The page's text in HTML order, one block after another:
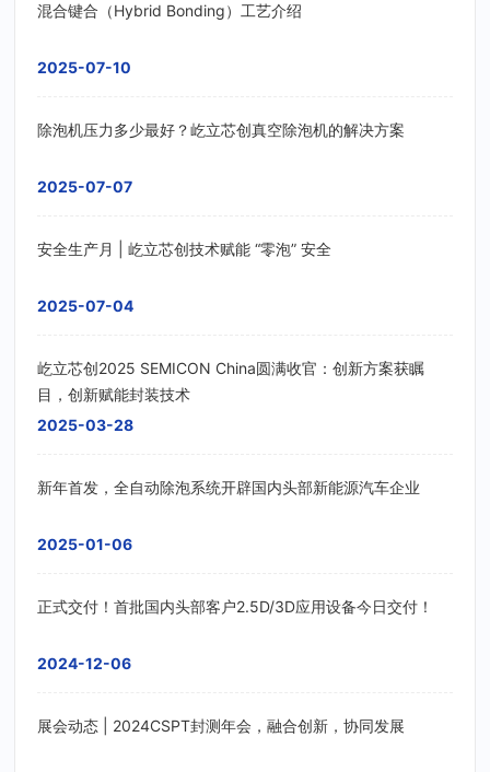
混合键合（Hybrid Bonding）工艺介绍
2025-07-10
除泡机压力多少最好？屹立芯创真空除泡机的解决方案
2025-07-07
安全生产月 | 屹立芯创技术赋能 “零泡” 安全
2025-07-04
屹立芯创2025 SEMICON China圆满收官：创新方案获瞩
目，创新赋能封装技术
2025-03-28
新年首发，全自动除泡系统开辟国内头部新能源汽车企业
2025-01-06
正式交付！首批国内头部客户2.5D/3D应用设备今日交付！
2024-12-06
展会动态 | 2024CSPT封测年会，融合创新，协同发展